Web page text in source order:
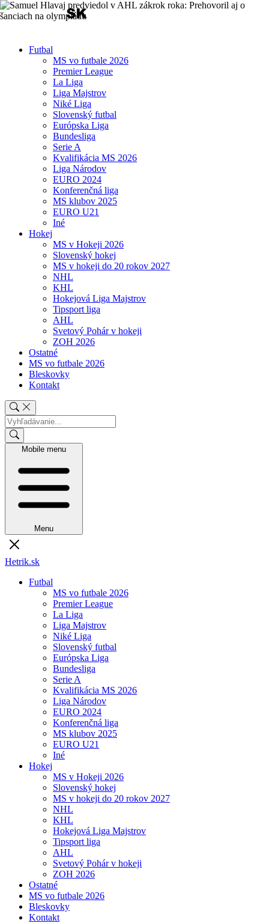
Futbal
MS vo futbale 2026
Premier League
La Liga
Liga Majstrov
Niké Liga
Slovenský futbal
Európska Liga
Bundesliga
Serie A
Kvalifikácia MS 2026
Liga Národov
EURO 2024
Konferenčná liga
MS klubov 2025
EURO U21
Iné
Hokej
MS v Hokeji 2026
Slovenský hokej
MS v hokeji do 20 rokov 2027
NHL
KHL
Hokejová Liga Majstrov
Tipsport liga
AHL
Svetový Pohár v hokeji
ZOH 2026
Ostatné
MS vo futbale 2026
Bleskovky
Kontakt
Mobile menu
Menu
Hetrik.sk
Futbal
MS vo futbale 2026
Premier League
La Liga
Liga Majstrov
Niké Liga
Slovenský futbal
Európska Liga
Bundesliga
Serie A
Kvalifikácia MS 2026
Liga Národov
EURO 2024
Konferenčná liga
MS klubov 2025
EURO U21
Iné
Hokej
MS v Hokeji 2026
Slovenský hokej
MS v hokeji do 20 rokov 2027
NHL
KHL
Hokejová Liga Majstrov
Tipsport liga
AHL
Svetový Pohár v hokeji
ZOH 2026
Ostatné
MS vo futbale 2026
Bleskovky
Kontakt